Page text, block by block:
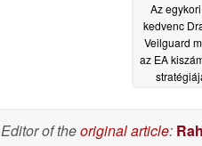
Az
kedvenc
Veilguard
az EA
Editor of theoriginal article: